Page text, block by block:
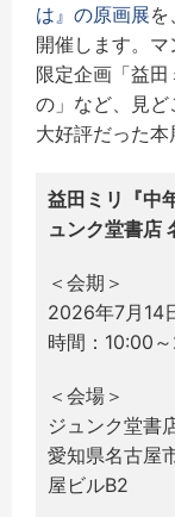
は』の原画展
開催します。
限定企画「益
の」など、見
大好評だった本
益田ミリ『中
ュンク堂書店
＜会期＞
2026年7月14
時間：10:00
＜会場＞
ジュンク堂書
愛知県名古屋
屋ビルB2